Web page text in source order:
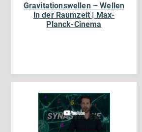
Gravitationswellen – Wellen
in der Raumzeit | Max-
Planck-Cinema